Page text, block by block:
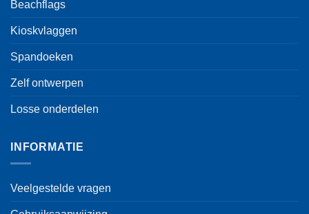
Beachflags
Kioskvlaggen
Spandoeken
Zelf ontwerpen
Losse onderdelen
INFORMATIE
Veelgestelde vragen